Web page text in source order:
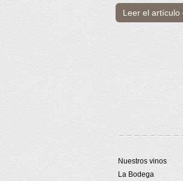
Leer el artículo
Nuestros vinos
La Bodega